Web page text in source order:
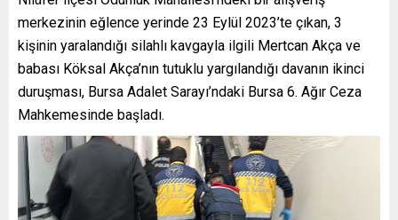
merkezinin eğlence yerinde 23 Eylül 2023’te çıkan, 3
kişinin yaralandığı silahlı kavgayla ilgili Mertcan Akça ve
babası Köksal Akça’nın tutuklu yargılandığı davanın ikinci
duruşması, Bursa Adalet Sarayı’ndaki Bursa 6. Ağır Ceza
Mahkemesinde başladı.